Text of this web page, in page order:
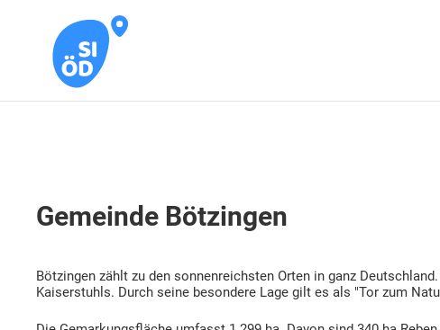
Gemeinde Bötzingen
Bötzingen zählt zu den sonnenreichsten Orten in ganz
Kaiserstuhls. Durch seine besondere Lage gilt es als "Tor zum